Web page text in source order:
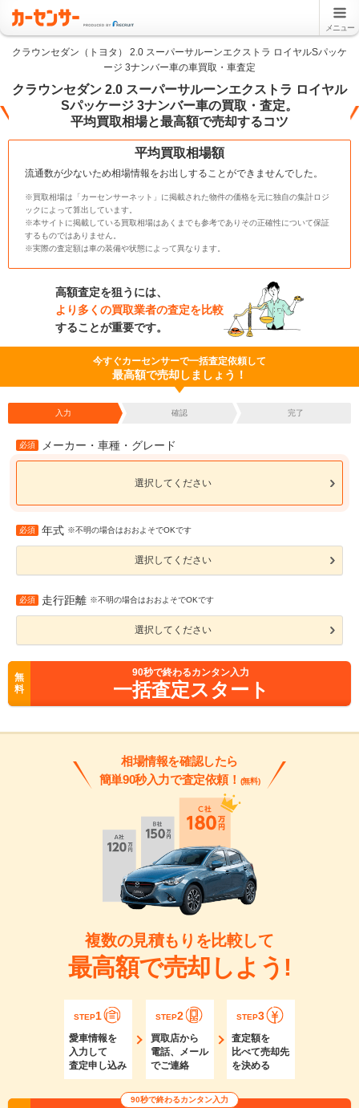
メニュー
クラウンセダン（トヨタ） 2.0 スーパーサルーンエクストラ ロイヤルSパッケ
ージ 3ナンバー車の車買取・車査定
クラウンセダン 2.0 スーパーサルーンエクストラ ロイヤル
Sパッケージ 3ナンバー車の買取・査定。
平均買取相場と最高額で売却するコツ
平均買取相場額
流通数が少ないため相場情報をお出しすることができませんでした。
※買取相場は「カーセンサーネット」に掲載された物件の価格を元に独自の集計ロジ
ックによって算出しています。
※本サイトに掲載している買取相場はあくまでも参考でありその正確性について保証
するものではありません。
※実際の査定額は車の装備や状態によって異なります。
高額査定を狙うには、
より多くの買取業者の査定を比較
することが重要です。
今すぐカーセンサーで一括査定依頼して
最高額で売却しましょう！
入力 確認 完了
必須 メーカー・車種・グレード
選択してください
必須 年式 ※不明の場合はおおよそでOKです
選択してください
必須 走行距離 ※不明の場合はおおよそでOKです
選択してください
無
料
90秒で終わるカンタン入力
一括査定スタート
相場情報を確認したら
簡単90秒入力で査定依頼！ (無料)
複数の見積もりを比較して
最高額で売却しよう!
STEP1
愛車情報を
入力して
査定申し込み
STEP2
買取店から
電話、メール
でご連絡
STEP3
査定額を
比べて売却先
を決める
90秒で終わるカンタン入力